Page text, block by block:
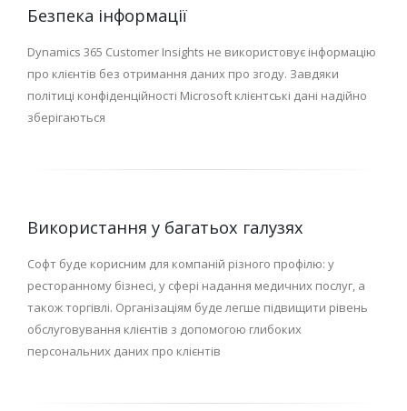
Безпека інформації
Dynamics 365 Customer Insights не використовує інформацію
про клієнтів без отримання даних про згоду. Завдяки
політиці конфіденційності Microsoft клієнтські дані надійно
зберігаються
Використання у багатьох галузях
Софт буде корисним для компаній різного профілю: у
ресторанному бізнесі, у сфері надання медичних послуг, а
також торгівлі. Організаціям буде легше підвищити рівень
обслуговування клієнтів з допомогою глибоких
персональних даних про клієнтів